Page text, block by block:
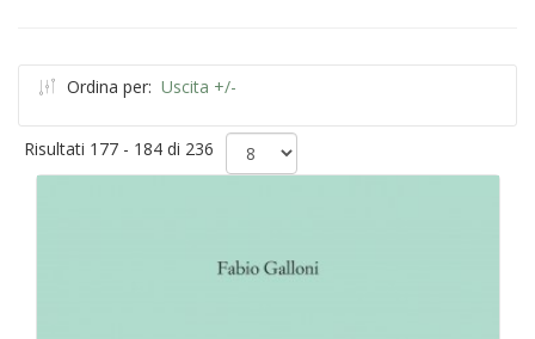
Ordina per: Uscita +/-
Risultati 177 - 184 di 236